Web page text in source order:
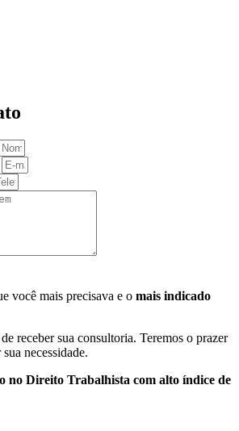
você mais precisava e o mais indicado
receber sua consultoria. Teremos o prazer
necessidade.
no Direito Trabalhista com alto índice de